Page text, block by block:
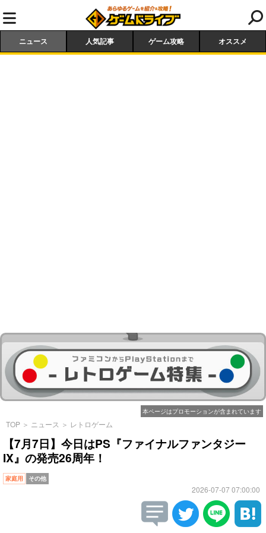
ニュース 人気記事 ゲーム攻略 オススメ
本ページはプロモーションが含まれています
TOP ＞ ニュース ＞ レトロゲーム
【7月7日】今日はPS『ファイナルファンタジー
IX』の発売26周年！
家庭用 その他
2026-07-07 07:00:00